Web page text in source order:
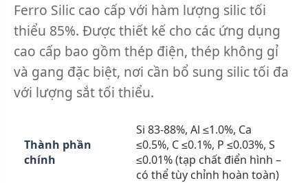
Ferro Silic cao cấp với hàm lượng silic tối
thiểu 85%. Được thiết kế cho các ứng dụng
cao cấp bao gồm thép điện, thép không gỉ
và gang đặc biệt, nơi cần bổ sung silic tối đa
với lượng sắt tối thiểu.
Thành phần
chính
Si 83-88%, Al ≤1.0%, Ca
≤0.5%, C ≤0.1%, P ≤0.03%, S
≤0.01% (tạp chất điển hình –
có thể tùy chỉnh hoàn toàn)